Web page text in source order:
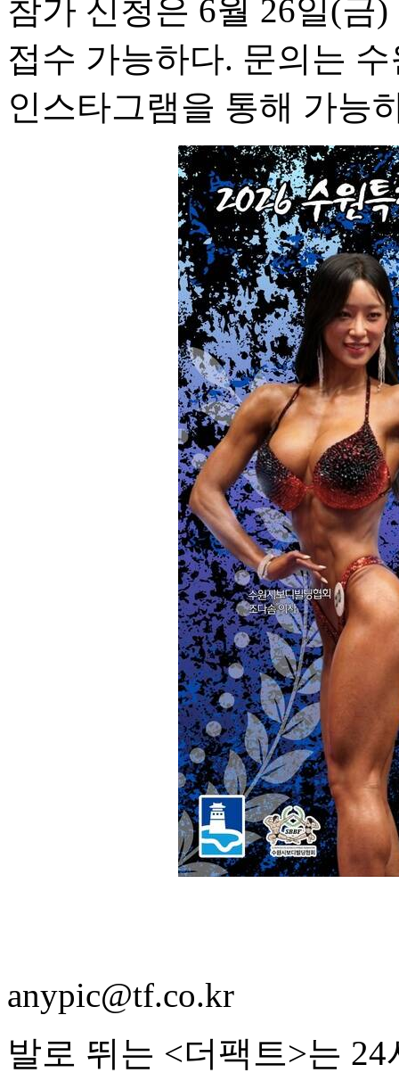
참가 신청은 6월 26일(금
접수 가능하다. 문의는
인스타그램을 통해 가능
anypic@tf.co.kr
발로 뛰는 <더팩트>는